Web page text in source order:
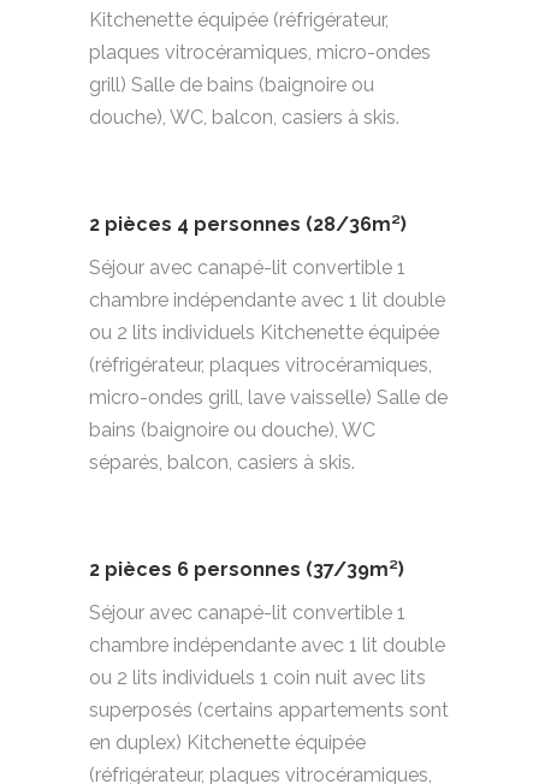
Kitchenette équipée (réfrigérateur,
plaques vitrocéramiques, micro-ondes
grill) Salle de bains (baignoire ou
douche), WC, balcon, casiers à skis.
2 pièces 4 personnes (28/36m²)
Séjour avec canapé-lit convertible 1
chambre indépendante avec 1 lit double
ou 2 lits individuels Kitchenette équipée
(réfrigérateur, plaques vitrocéramiques,
micro-ondes grill, lave vaisselle) Salle de
bains (baignoire ou douche), WC
séparés, balcon, casiers à skis.
2 pièces 6 personnes (37/39m²)
Séjour avec canapé-lit convertible 1
chambre indépendante avec 1 lit double
ou 2 lits individuels 1 coin nuit avec lits
superposés (certains appartements sont
en duplex) Kitchenette équipée
(réfrigérateur, plaques vitrocéramiques,